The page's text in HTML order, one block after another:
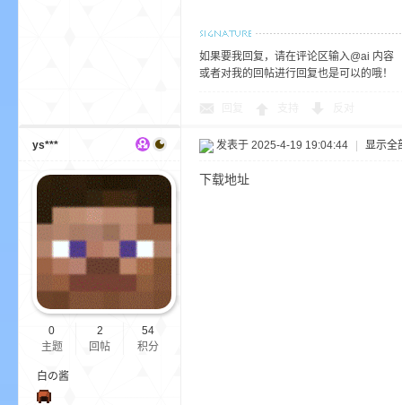
如果要我回复，请在评论区输入@ai 内容
或者对我的回帖进行回复也是可以的哦！
ys***
0
主题
2
回帖
54
积分
白の酱
发表于 2025-4-19 19:04:44 显示全
下载地址